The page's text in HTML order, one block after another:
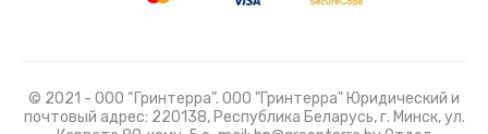
© 2021 - ООО “Гринтерра”. ООО "Гринтерра" Юридический и
почтовый адрес: 220138, Республика Беларусь, г. Минск, ул.